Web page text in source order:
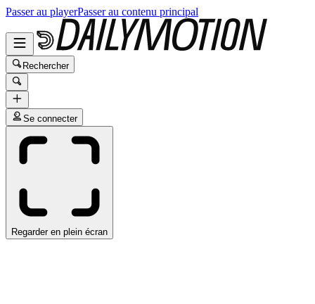
Passer au playerPasser au contenu principal
Rechercher
Se connecter
Regarder en plein écran